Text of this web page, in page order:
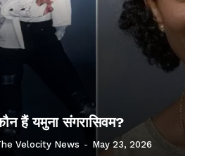
हैं यमुना संगरासिवम?
Velocity News - May 23, 2026